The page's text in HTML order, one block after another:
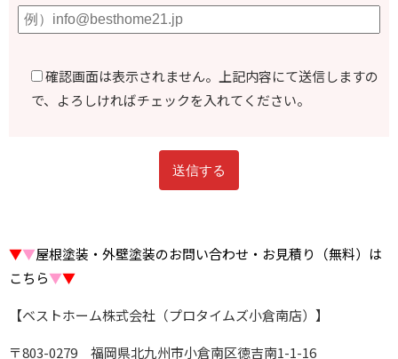
確認画面は表示されません。上記内容にて送信しますの
で、よろしければチェックを入れてください。
▼▼屋根塗装・外壁塗装のお問い合わせ・お見積り（無料）は
こちら▼▼
【ベストホーム株式会社（プロタイムズ小倉南店）】
〒803-0279 福岡県北九州市小倉南区徳吉南1-1-16